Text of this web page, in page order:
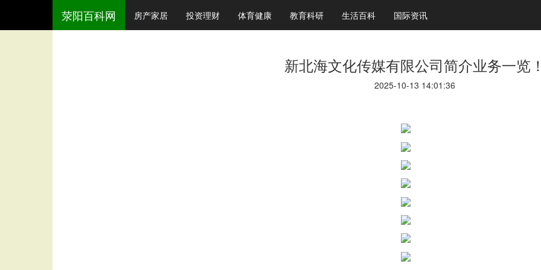
荥阳百科网 房产家居 投资理财 体育健康 教育科研 生活百科 国际资讯
新北海文化传媒有限公司简介业务一览
2025-10-13 14:01:36